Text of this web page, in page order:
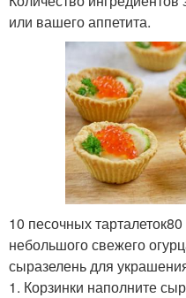
или вашего аппетита.
10 песочных
небольшого свежего
сыразелень для
1. Корзинки наполните